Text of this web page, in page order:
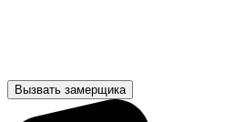
Вызвать замерщика